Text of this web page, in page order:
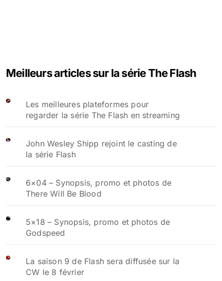
Meilleurs articles sur la série The Flash
Les meilleures plateformes pour
regarder la série The Flash en streaming
John Wesley Shipp rejoint le casting de
la série Flash
6×04 – Synopsis, promo et photos de
There Will Be Blood
5×18 – Synopsis, promo et photos de
Godspeed
La saison 9 de Flash sera diffusée sur la
CW le 8 février